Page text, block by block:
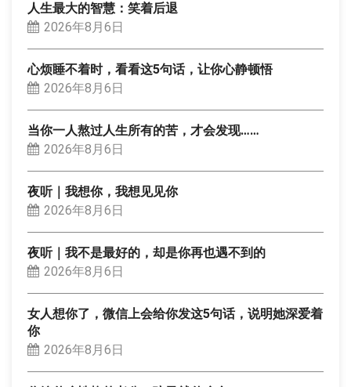
人生最大的智慧：笑着后退
2026年8月6日
心烦睡不着时，看看这5句话，让你心静顿悟
2026年8月6日
当你一人熬过人生所有的苦，才会发现……
2026年8月6日
夜听｜我想你，我想见见你
2026年8月6日
夜听｜我不是最好的，却是你再也遇不到的
2026年8月6日
女人想你了，微信上会给你发这5句话，说明她深爱着
你
2026年8月6日